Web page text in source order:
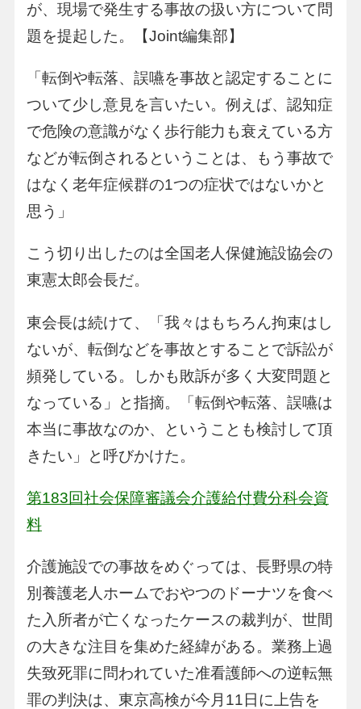
が、現場で発生する事故の扱い方について問
題を提起した。【Joint編集部】
「転倒や転落、誤嚥を事故と認定することに
ついて少し意見を言いたい。例えば、認知症
で危険の意識がなく歩行能力も衰えている方
などが転倒されるということは、もう事故で
はなく老年症候群の1つの症状ではないかと
思う」
こう切り出したのは全国老人保健施設協会の
東憲太郎会長だ。
東会長は続けて、「我々はもちろん拘束はし
ないが、転倒などを事故とすることで訴訟が
頻発している。しかも敗訴が多く大変問題と
なっている」と指摘。「転倒や転落、誤嚥は
本当に事故なのか、ということも検討して頂
きたい」と呼びかけた。
第183回社会保障審議会介護給付費分科会資
料
介護施設での事故をめぐっては、長野県の特
別養護老人ホームでおやつのドーナツを食べ
た入所者が亡くなったケースの裁判が、世間
の大きな注目を集めた経緯がある。業務上過
失致死罪に問われていた准看護師への逆転無
罪の判決は、東京高検が今月11日に上告を